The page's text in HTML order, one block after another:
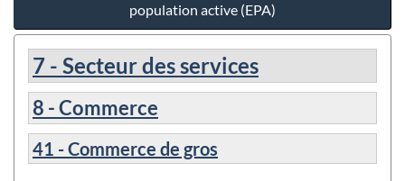
population active (EPA)
7 - Secteur des services
8 - Commerce
41 - Commerce de gros